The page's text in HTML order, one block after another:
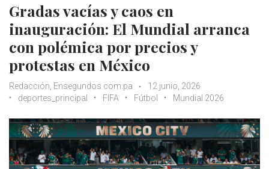
Gradas vacías y caos en
inauguración: El Mundial arranca
con polémica por precios y
protestas en México
Redacción, Ensegundos.com.pa
12 junio, 2026
deportes_principal
FIFA Fútbol Mundial 2026